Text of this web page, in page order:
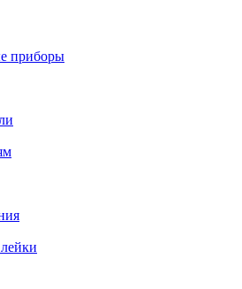
приборы